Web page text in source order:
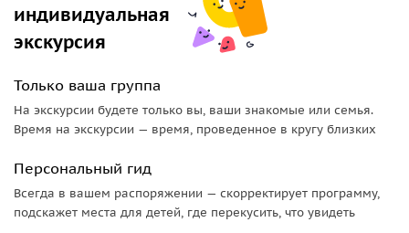
индивидуальная
экскурсия
Только ваша группа
На экскурсии будете только вы, ваши знакомые или семья.
Время на экскурсии — время, проведенное в кругу близких
Персональный гид
Всегда в вашем распоряжении — скорректирует программу,
подскажет места для детей, где перекусить, что увидеть